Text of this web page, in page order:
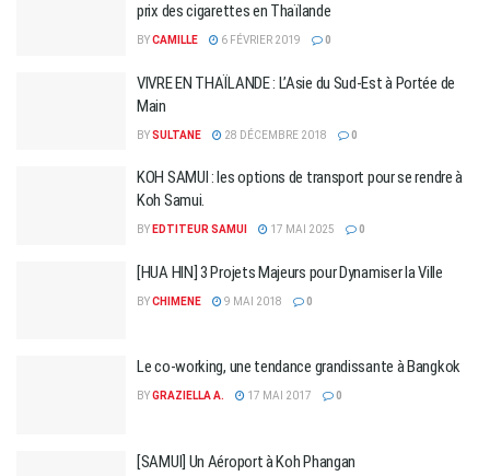
prix des cigarettes en Thaïlande
BYCAMILLE 6 FÉVRIER 2019 0
VIVRE EN THAÏLANDE : L’Asie du Sud-Est à Portée de
Main
BYSULTANE 28 DÉCEMBRE 2018 0
KOH SAMUI : les options de transport pour se rendre à
Koh Samui.
BY EDTITEUR SAMUI 17 MAI 2025 0
[HUA HIN] 3 Projets Majeurs pour Dynamiser la Ville
BYCHIMENE 9 MAI 2018 0
Le co-working, une tendance grandissante à Bangkok
BYGRAZIELLA A. 17 MAI 2017 0
[SAMUI] Un Aéroport à Koh Phangan